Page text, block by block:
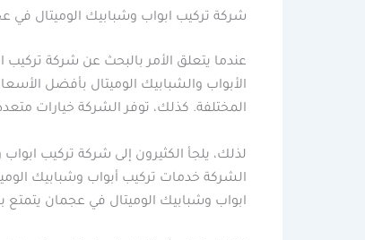
شركة تركيب ابواب وشبابيك الوميتال في
عندما يتعلق الأمر بالبحث عن شركة
الأبواب والشبابيك الوميتال بأفضل
المختلفة. كذلك، توفر الشركة خيارات
لذلك، يلجأ الكثيرون إلى شركة تركيب
الشركة خدمات تركيب أبواب وشبابيك
ابواب وشبابيك الوميتال في عجمان يتمتع